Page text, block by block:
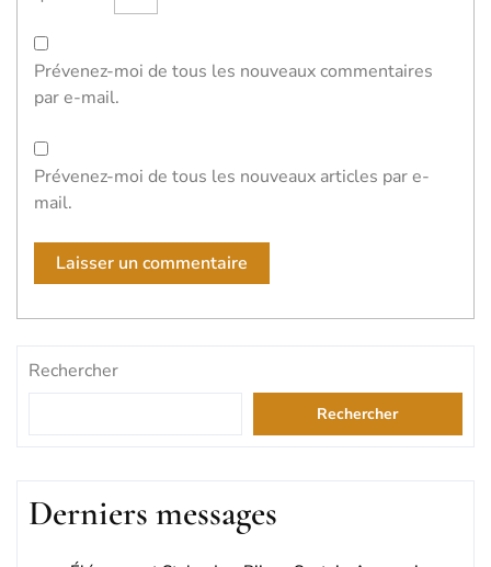
Prévenez-moi de tous les nouveaux commentaires
par e-mail.
Prévenez-moi de tous les nouveaux articles par e-
mail.
Rechercher
Rechercher
Derniers messages